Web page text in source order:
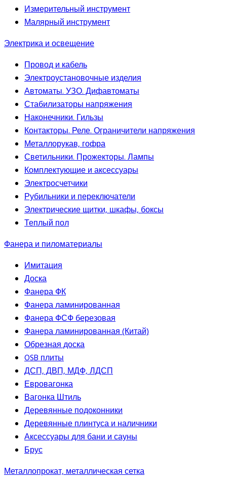
Измерительный инструмент
Малярный инструмент
Электрика и освещение
Провод и кабель
Электроустановочные изделия
Автоматы. УЗО. Дифавтоматы
Стабилизаторы напряжения
Наконечники. Гильзы
Контакторы. Реле. Ограничители напряжения
Металлорукав, гофра
Светильники. Прожекторы. Лампы
Комплектующие и аксессуары
Электросчетчики
Рубильники и переключатели
Электрические щитки, шкафы, боксы
Теплый пол
Фанера и пиломатериалы
Имитация
Доска
Фанера ФК
Фанера ламинированная
Фанера ФСФ березовая
Фанера ламинированная (Китай)
Обрезная доска
OSB плиты
ДСП, ДВП, МДФ, ЛДСП
Евровагонка
Вагонка Штиль
Деревянные подоконники
Деревянные плинтуса и наличники
Аксессуары для бани и сауны
Брус
Металлопрокат, металлическая сетка